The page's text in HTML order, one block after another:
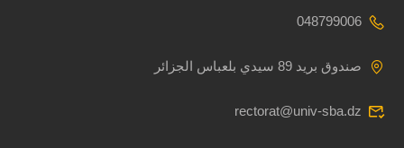
048799006
صندوق بريد 89 سيدي بلعباس الجزائر
rectorat@univ-sba.dz